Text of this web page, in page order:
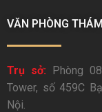
VĂN PHÒNG
Trụ sở: Phòng
Tower, số 459C
Nội.